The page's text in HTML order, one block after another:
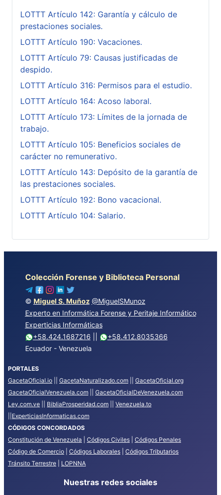
LOTTT Artículo 142: Garantía y cálculo de
prestaciones sociales.
LOTTT Artículo 190: Vacaciones.
LOTTT Artículo 79: Causas justificadas de
despido.
LOTTT Artículo 316: Permisos para el estudio.
LOTTT Artículo 164: Acoso laboral.
LOTTT Artículo 173: Límites de la jornada de
trabajo.
LOTTT Artículo 105: Beneficios sociales de
carácter no remunerativo.
LOTTT Artículo 143: Depósito de la garantía de
las prestaciones sociales.
LOTTT Artículo 192: Bono vacacional.
LOTTT Artículo 104: Salario.
Colección Forense y Biblioteca Personal
© Miguel S. Muñoz @MiguelSMunoz
Experto en Informática Forense y Peritaje Informático
Experticias Informáticas
+58.424.1687216
+58.412.8035366
Ecuador - Venezuela
PORTALES
GacetaOficial.io
GacetaNaturalizado.com
GacetaOficial.org
GacetaOficialVenezuela.com
GacetaOficialDeVenezuela.com
Ley.com.ve
BibliaProsperidad.com
Venezuela.to
ExperticiasInformaticas.com
CÓDIGOS CONCORDADOS
Constitución de Venezuela
Códigos Civiles
Códigos Penales
Código de Comercio
Códigos Laborales
Códigos Tributarios
Tránsito Terrestre
LOPNNA
Nuestras redes sociales